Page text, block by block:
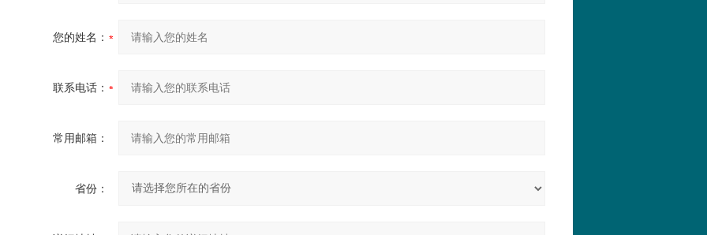
您的姓名：
联系电话：
常用邮箱：
省份：